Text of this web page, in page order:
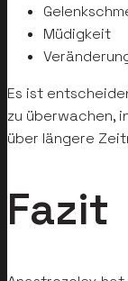
Müdigkeit
Es ist
zu überwachen,
über längere
Fazit